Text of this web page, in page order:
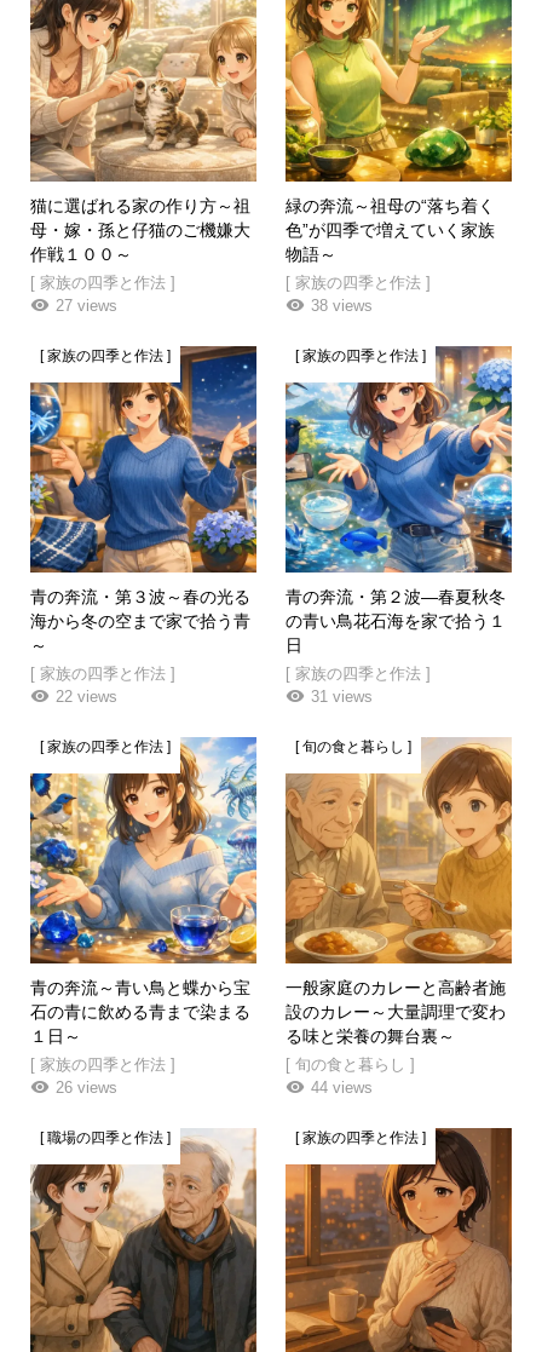
猫に選ばれる家の作り方～祖
母・嫁・孫と仔猫のご機嫌大
作戦１００～
[ 家族の四季と作法 ]
27 views
緑の奔流～祖母の“落ち着く
色”が四季で増えていく家族
物語～
[ 家族の四季と作法 ]
38 views
[ 家族の四季と作法 ]
青の奔流・第３波～春の光る
海から冬の空まで家で拾う青
～
[ 家族の四季と作法 ]
22 views
[ 家族の四季と作法 ]
青の奔流・第２波—春夏秋冬
の青い鳥花石海を家で拾う１
日
[ 家族の四季と作法 ]
31 views
[ 家族の四季と作法 ]
青の奔流～青い鳥と蝶から宝
石の青に飲める青まで染まる
１日～
[ 家族の四季と作法 ]
26 views
[ 旬の食と暮らし ]
一般家庭のカレーと高齢者施
設のカレー～大量調理で変わ
る味と栄養の舞台裏～
[ 旬の食と暮らし ]
44 views
[ 職場の四季と作法 ] [ 家族の四季と作法 ]